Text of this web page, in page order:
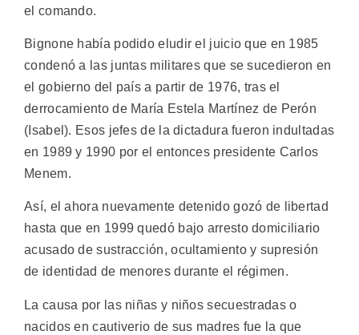
el comando.
Bignone había podido eludir el juicio que en 1985
condenó a las juntas militares que se sucedieron en
el gobierno del país a partir de 1976, tras el
derrocamiento de María Estela Martínez de Perón
(Isabel). Esos jefes de la dictadura fueron indultadas
en 1989 y 1990 por el entonces presidente Carlos
Menem.
Así, el ahora nuevamente detenido gozó de libertad
hasta que en 1999 quedó bajo arresto domiciliario
acusado de sustracción, ocultamiento y supresión
de identidad de menores durante el régimen.
La causa por las niñas y niños secuestradas o
nacidos en cautiverio de sus madres fue la que